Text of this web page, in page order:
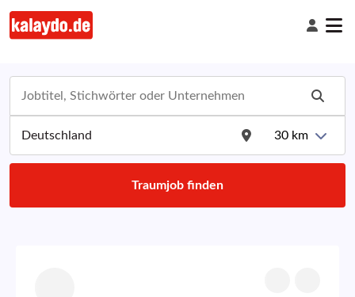
30 km
Traumjob finden